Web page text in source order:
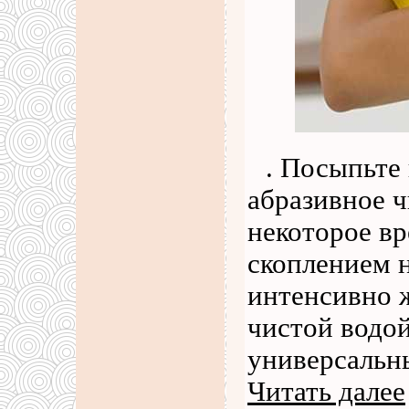
. Посыпьте
абразивное
некоторое
скоплением
интенсивно
чистой
Читать далее